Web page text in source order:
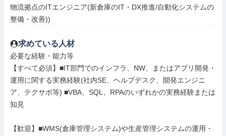
物流拠点のITエンジニア(新倉庫のIT・DX推進/自動化システムの
整備・改善))
求めている人材
必要な経験・能力等
【すべて必須】■IT部門でのインフラ、NW、またはアプリ開発・
運用に関する実務経験(社内SE、ヘルプデスク、開発エンジニ
ア、テクサポ等) ■VBA、SQL、RPAのいずれかの実務経験または
知見
【歓迎】■WMS(倉庫管理システム)や生産管理システムの運用・